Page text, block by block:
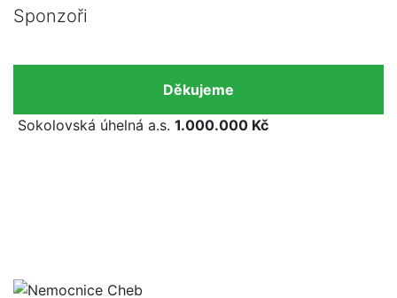
Sponzoři
Děkujeme
Sokolovská úhelná a.s. 1.000.000 Kč